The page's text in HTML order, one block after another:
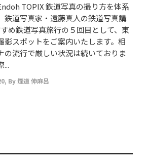
TOPIX 鉄道写真の撮り方を体系
鉄道写真家・遠藤真人の鉄道写真講
め鉄道写真旅行の５回目として、東
影スポットをご案内いたします。相
の流行で厳しい状況は続いておりま
...
, By 煙道 伸麻呂